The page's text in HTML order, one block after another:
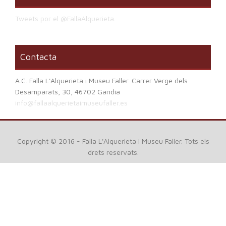
Tweets por el @FallaAlquerieta.
Contacta
A.C. Falla L'Alquerieta i Museu Faller. Carrer Verge dels
Desamparats, 30, 46702 Gandia
info@fallaalquerietaimuseufaller.es
Copyright © 2016 - Falla L'Alquerieta i Museu Faller. Tots els
drets reservats.